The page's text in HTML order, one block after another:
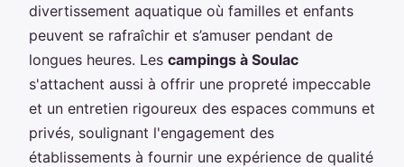
divertissement aquatique où familles et enfants
peuvent se rafraîchir et s’amuser pendant de
longues heures. Les campings à Soulac
s'attachent aussi à offrir une propreté impeccable
et un entretien rigoureux des espaces communs et
privés, soulignant l'engagement des
établissements à fournir une expérience de qualité